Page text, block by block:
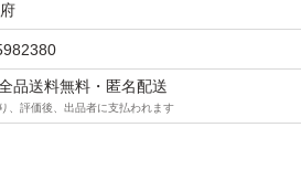
品送料無料・匿名配送
、評価後、出品者に支払われます